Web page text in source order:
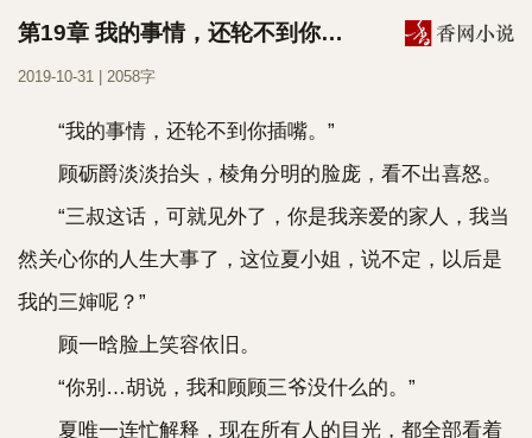
第19章 我的事情，还轮不到你插嘴
2019-10-31 | 2058字
“我的事情，还轮不到你插嘴。”
顾砺爵淡淡抬头，棱角分明的脸庞，看不出喜怒。
“三叔这话，可就见外了，你是我亲爱的家人，我当
然关心你的人生大事了，这位夏小姐，说不定，以后是
我的三婶呢？”
顾一晗脸上笑容依旧。
“你别…胡说，我和顾顾三爷没什么的。”
夏唯一连忙解释，现在所有人的目光，都全部看着